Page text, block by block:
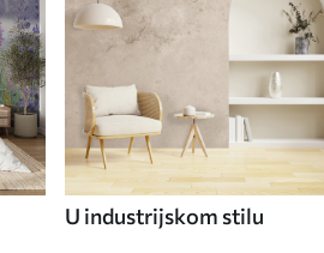
U industrijskom stilu